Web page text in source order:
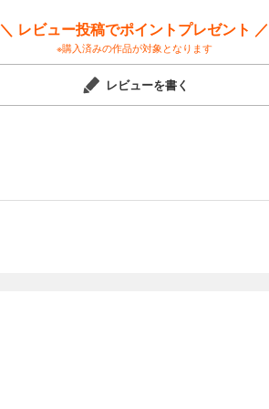
＼ レビュー投稿でポイントプレゼント ／
※購入済みの作品が対象となります
レビューを書く